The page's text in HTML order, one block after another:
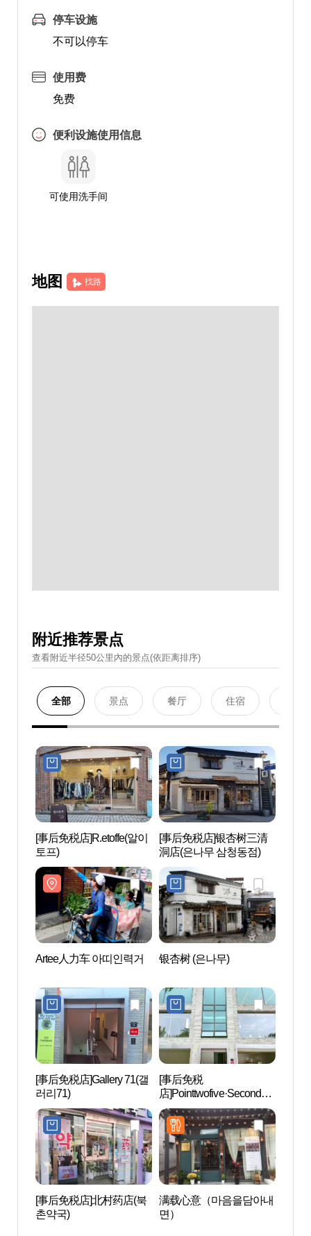
停车设施
不可以停车
使用费
免费
便利设施使用信息
可使用洗手间
地图 找路
附近推荐景点
查看附近半径50公里內的景点(依距离排序)
全部 景点 餐厅 住宿
[事后免税店]R.etoffe(알이
토프)
[事后免税店]银杏树三清
洞店(은나무 삼청동점)
Artee人力车 아띠인력거 银杏树 (은나무)
[事后免税店]Gallery 71(갤
러리71)
[事后免税
店]Pointtwofive·Second北
村店(포인트투파이브세
컨드 북촌)
[事后免税店]北村药店(북
촌약국)
满载心意（마음을담아내
면）